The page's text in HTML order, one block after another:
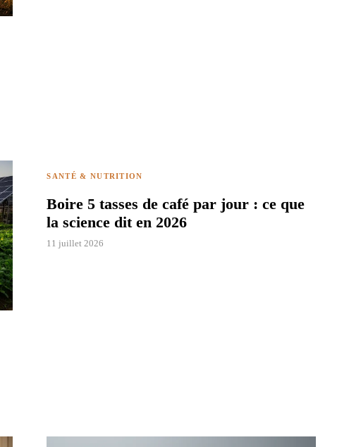
SANTÉ & NUTRITION
Boire 5 tasses de café par jour : ce que
la science dit en 2026
11 juillet 2026